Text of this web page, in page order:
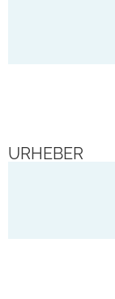
URHEBER